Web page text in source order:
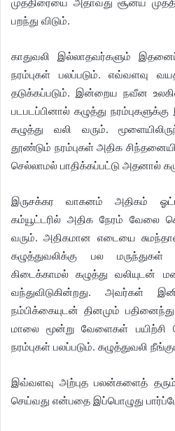
பறந்து விடும்.
காதுவலி இல்லாதவர்களும்
நரம்புகள் பலப்படும். எவ்வளவு
தடுக்கப்படும். இன்றைய நவீன
படபடப்பினால் கழுத்து
கழுத்து வலி வரும்.
தூண்டும் நரம்புகள் அதிக
செல்லாமல் பாதிக்கப்பட்டு அதனால்
இருசக்கர வாகனம் அதிகம்
கம்யூட்டரில் அதிக நேரம் வேலை
வரும். அதிகமான எடையை
கழுத்துவலிக்கு பல மருந்துகள்
கிடைக்காமல் கழுத்து வலியுடன்
வந்துவிடுகின்றது. அவர்கள்
நம்பிக்கையுடன் தினமும்
மாலை மூன்று வேளைகள் பயிற்சி
நரம்புகள் பலப்படும். கழுத்துவலி
இவ்வளவு அற்புத பலன்களைத்
செய்வது என்பதை இப்பொழுது